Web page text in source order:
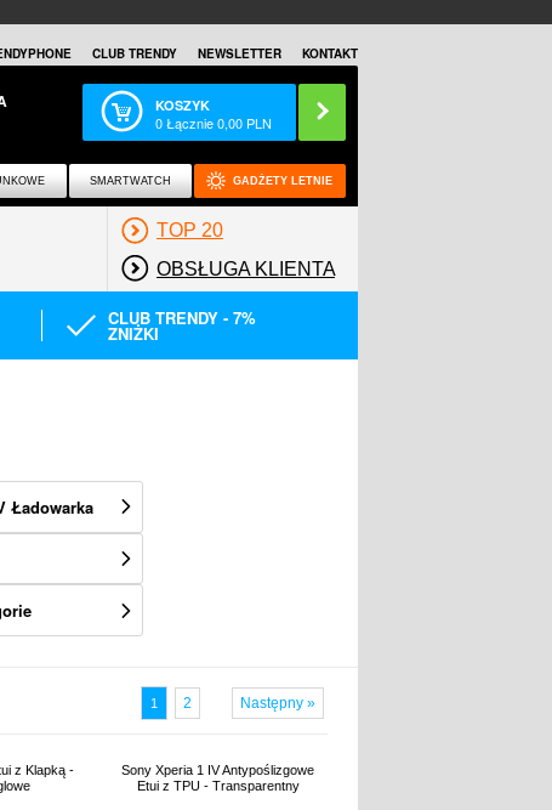
CLUB TRENDY NEWSLETTER KONTAKT
KOSZYK
0Łącznie0,00 PLN
SMARTWATCH GADŻETY LETNIE
TOP 20
OBSŁUGA KLIENTA
CLUB TRENDY - 7%
ZNIŻKI
Ładowarka
1 2 Następny »
z Klapką -
Sony Xperia 1 IV Antypoślizgowe
Etui z TPU - Transparentny